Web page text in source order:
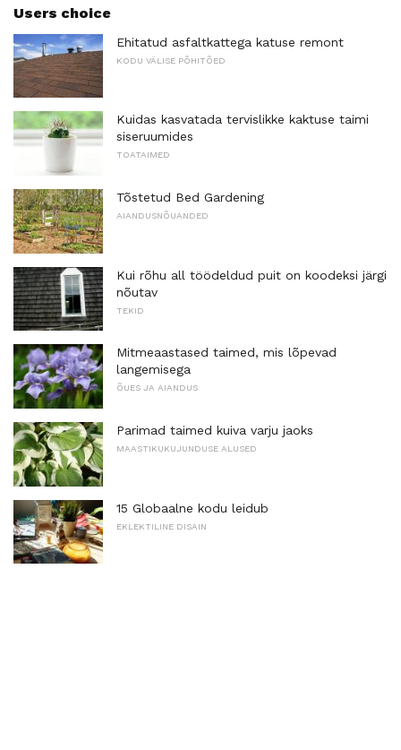
Users choice
Ehitatud asfaltkattega katuse remont
KODU VÄLISE PÕHITÕED
Kuidas kasvatada tervislikke kaktuse taimi
siseruumides
TOATAIMED
Tõstetud Bed Gardening
AIANDUSNÕUANDED
Kui rõhu all töödeldud puit on koodeksi järgi
nõutav
TEKID
Mitmeaastased taimed, mis lõpevad
langemisega
ÕUES JA AIANDUS
Parimad taimed kuiva varju jaoks
MAASTIKUKUJUNDUSE ALUSED
15 Globaalne kodu leidub
EKLEKTILINE DISAIN